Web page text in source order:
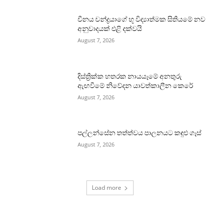
චීනය චන්ද්‍රයාගේ භූ විද්‍යාත්මක සිතියමේ නව
අනුවාදයක් එළි දක්වයි
August 7, 2026
දිස්ත්‍රික්ක හතරක නායයෑමේ අනතුරු
ඇඟවීමේ නිවේදන යාවත්කාලීන කෙරේ
August 7, 2026
පල්ලන්සේන තත්ත්වය පාලනයට කඳුළු ගෑස්
August 7, 2026
Load more